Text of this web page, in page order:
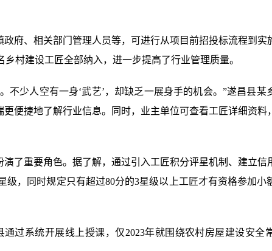
府、相关部门管理人员等，可进行从项目前招投标流程到实
村建设工匠全部纳入，进一步提高了行业管理质量。
少人空有一身‘武艺’，却缺乏一展身手的机会。”遂昌县某
便捷地了解行业信息。同时，业主单位可查看工匠详细资料
了重要角色。据了解，通过引入工匠积分评星机制、建立信
，同时规定只有超过80分的3星级以上工匠才有资格参加小
过系统开展线上授课，仅2023年就围绕农村房屋建设安全